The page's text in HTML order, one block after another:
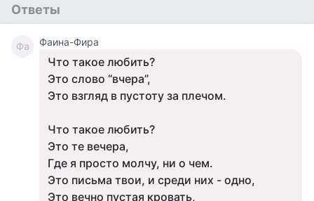
Ответы
Фа Фаина-Фира
Что такое любить?
Это слово “вчера”,
Это взгляд в пустоту за плечом.
Что такое любить?
Это те вечера,
Где я просто молчу, ни о чем.
Это письма твои, и среди них - одно,
Это вечно пустая кровать,